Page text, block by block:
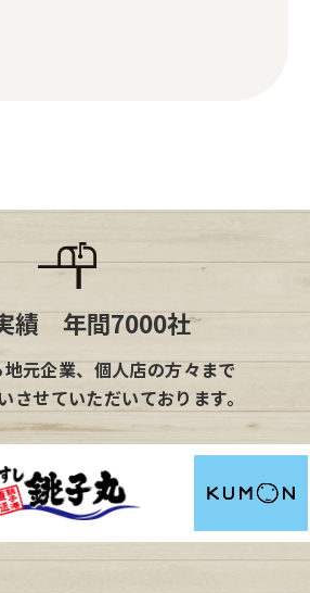
績 年間7000社
元企業、個人店の方々まで
させていただいております。